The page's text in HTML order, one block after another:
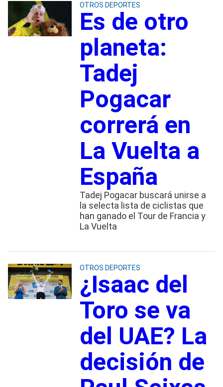
OTROS DEPORTES
Es de otro
planeta:
Tadej
Pogacar
correrá en
La Vuelta a
España
Tadej Pogacar buscará unirse a
la selecta lista de ciclistas que
han ganado el Tour de Francia y
La Vuelta
OTROS DEPORTES
¿Isaac del
Toro se va
del UAE? La
decisión de